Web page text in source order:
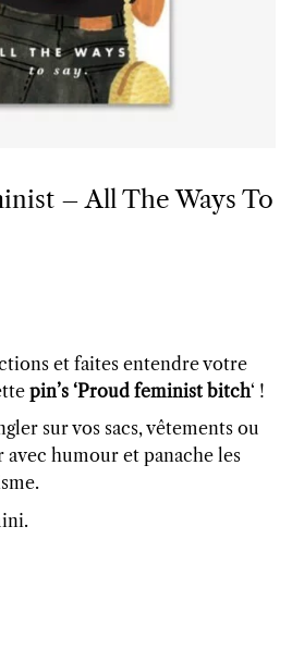
– All The Ways To
et faites entendre votre
pin’s ‘Proud feminist bitch‘ !
sur vos sacs, vêtements ou
humour et panache les
- All The Ways To Say